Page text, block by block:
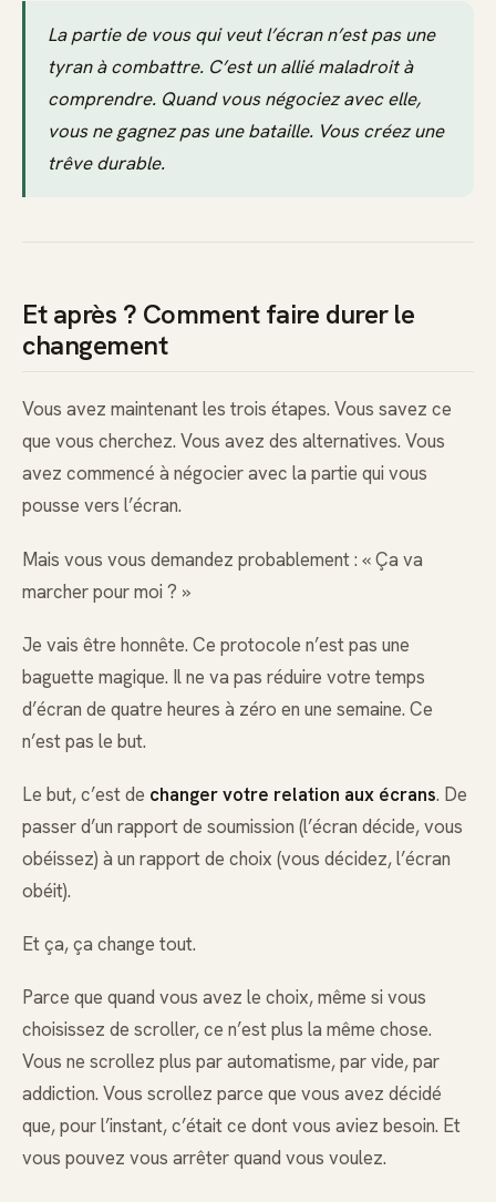
La partie de vous qui veut l’écran n’est pas une
tyran à combattre. C’est un allié maladroit à
comprendre. Quand vous négociez avec elle,
vous ne gagnez pas une bataille. Vous créez une
trêve durable.
Et après ? Comment faire durer le
changement
Vous avez maintenant les trois étapes. Vous savez ce
que vous cherchez. Vous avez des alternatives. Vous
avez commencé à négocier avec la partie qui vous
pousse vers l’écran.
Mais vous vous demandez probablement : « Ça va
marcher pour moi ? »
Je vais être honnête. Ce protocole n’est pas une
baguette magique. Il ne va pas réduire votre temps
d’écran de quatre heures à zéro en une semaine. Ce
n’est pas le but.
Le but, c’est de changer votre relation aux écrans. De
passer d’un rapport de soumission (l’écran décide, vous
obéissez) à un rapport de choix (vous décidez, l’écran
obéit).
Et ça, ça change tout.
Parce que quand vous avez le choix, même si vous
choisissez de scroller, ce n’est plus la même chose.
Vous ne scrollez plus par automatisme, par vide, par
addiction. Vous scrollez parce que vous avez décidé
que, pour l’instant, c’était ce dont vous aviez besoin. Et
vous pouvez vous arrêter quand vous voulez.